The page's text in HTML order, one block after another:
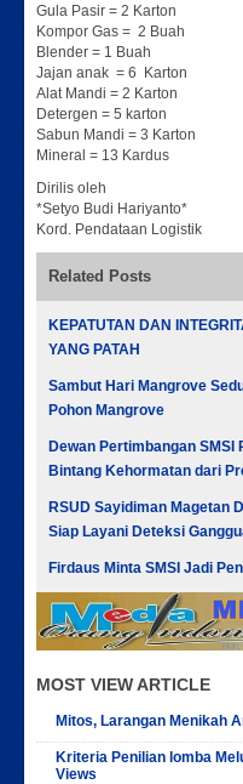
Gula Pasir = 2 Karton
Kompor Gas = 2 Buah
Blender = 1 Buah
Jajan anak = 6 Karton
Alat Mandi = 2 Karton
Detergen = 5 karton
Sabun Mandi = 3 Karton
Mineral = 13 Kardus
Dirilis oleh
*Setyo Budi Hariyanto*
Kord. Pendataan Logistik
Related Posts
KEPATUTAN DAN
YANG PATAH
Sambut Hari Mangrove
Pohon Mangrove
Dewan Pertimbangan
Bintang Kehormatan dari
RSUD Sayidiman Magetan
Siap Layani Deteksi
Firdaus Minta SMSI Jadi
MOST VIEW ARTICLE
Mitos, Larangan Menikah
Kriteria Penilian lomba
Views